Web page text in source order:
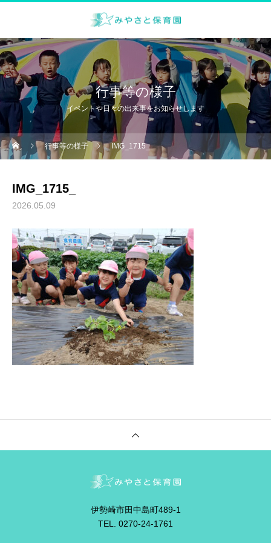
行事等の様子
イベントや日々の出来事をお知らせします
行事等の様子 IMG_1715_
IMG_1715_
2026.05.09
伊勢崎市田中島町489-1
TEL. 0270-24-1761